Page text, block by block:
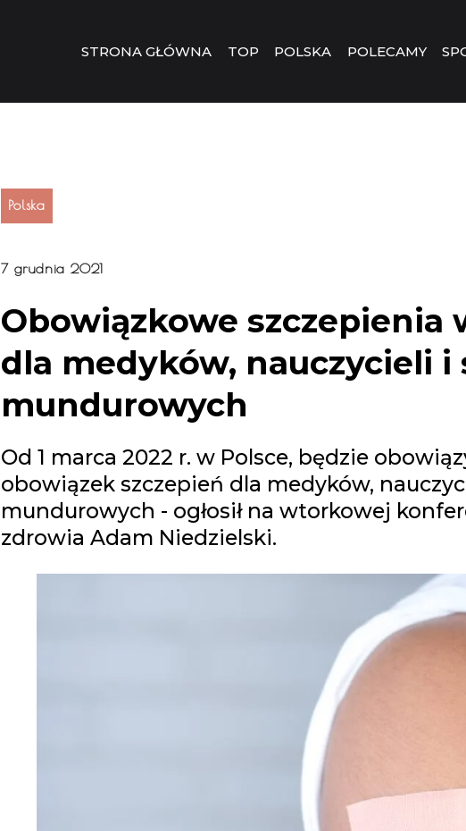
STRONA GŁÓWNA TOP POLSKA POLECAMY
Polska
7 grudnia 2021
Obowiązkowe szczepienia
dla medyków, nauczycieli i
mundurowych
Od 1 marca 2022 r. w Polsce, będzie
obowiązek szczepień dla medyków,
mundurowych - ogłosił na wtorkowej
zdrowia Adam Niedzielski.